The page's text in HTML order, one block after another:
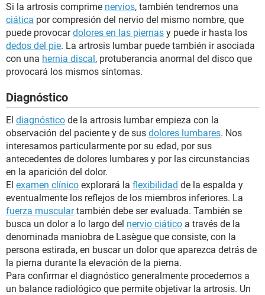
Si la artrosis comprime nervios, también tendremos una
ciática por compresión del nervio del mismo nombre, que
puede provocardolores en las piernas y puede ir hasta los
dedos del pie. La artrosis lumbar puede también ir asociada
con una hernia discal, protuberancia anormal del disco que
provocará los mismos síntomas.
Diagnóstico
El diagnóstico de la artrosis lumbar empieza con la
observación del paciente y de sus dolores lumbares. Nos
interesamos particularmente por su edad, por sus
antecedentes de dolores lumbares y por las circunstancias
en la aparición del dolor.
El examen clínico explorará la flexibilidad de la espalda y
eventualmente los reflejos de los miembros inferiores. La
fuerza musculartambién debe ser evaluada. También se
busca un dolor a lo largo del nervio ciático a través de la
denominada maniobra de Lasègue que consiste, con la
persona estirada, en buscar un dolor que aparezca detrás de
la pierna durante la elevación de la pierna.
Para confirmar el diagnóstico generalmente procedemos a
un balance radiológico que permite objetivar la artrosis. Un